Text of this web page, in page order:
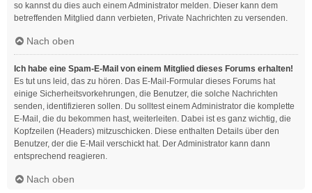
so kannst du dies auch einem Administrator melden. Dieser kann dem
betreffenden Mitglied dann verbieten, Private Nachrichten zu versenden.
Nach oben
Ich habe eine Spam-E-Mail von einem Mitglied dieses Forums erhalten!
Es tut uns leid, das zu hören. Das E-Mail-Formular dieses Forums hat
einige Sicherheitsvorkehrungen, die Benutzer, die solche Nachrichten
senden, identifizieren sollen. Du solltest einem Administrator die komplette
E-Mail, die du bekommen hast, weiterleiten. Dabei ist es ganz wichtig, die
Kopfzeilen (Headers) mitzuschicken. Diese enthalten Details über den
Benutzer, der die E-Mail verschickt hat. Der Administrator kann dann
entsprechend reagieren.
Nach oben